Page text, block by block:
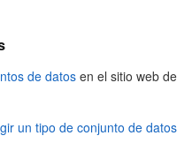
de datos en el sitio web de
un tipo de conjunto de datos